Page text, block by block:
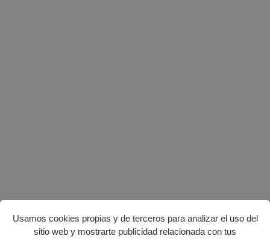
Usamos cookies propias y de terceros para analizar el uso del
sitio web y mostrarte publicidad relacionada con tus
AGENDA POR CATEGORÍAS